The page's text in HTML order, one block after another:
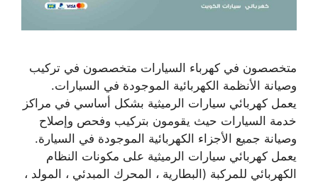
متخصصون في كهرباء السيارات متخصصون في تركيب
وصيانة الأنظمة الكهربائية الموجودة في السيارات.
يعمل كهربائي سيارات الرميثية بشكل أساسي في مراكز
خدمة السيارات حيث يقومون بتركيب وفحص وإصلاح
وصيانة جميع الأجزاء الكهربائية الموجودة في السيارة.
يعمل كهربائي سيارات الرميثية على مكونات النظام
الكهربائي للمركبة (البطارية ، المحرك المبدئي ، المولد ،